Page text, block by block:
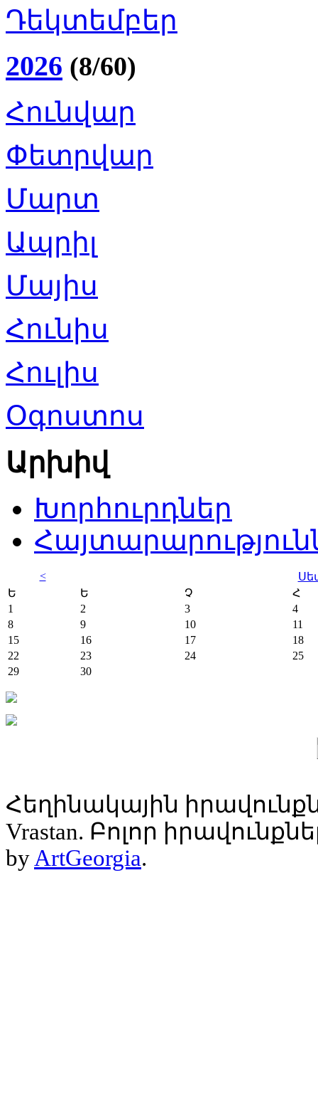
Դեկտեմբեր
2026 (8/60)
Հունվար
Փետրվար
Մարտ
Ապրիլ
Մայիս
Հունիս
Հուլիս
Օգոստոս
Արխիվ
Խորհուրդներ
<
Ե
Ե Չ
Հ
1
2 3
4
8
9 10
11
15
16 17
18
22
23 24
25
29
30
Հեղինակային
Vrastan. Բոլոր
byArtGeorgia.